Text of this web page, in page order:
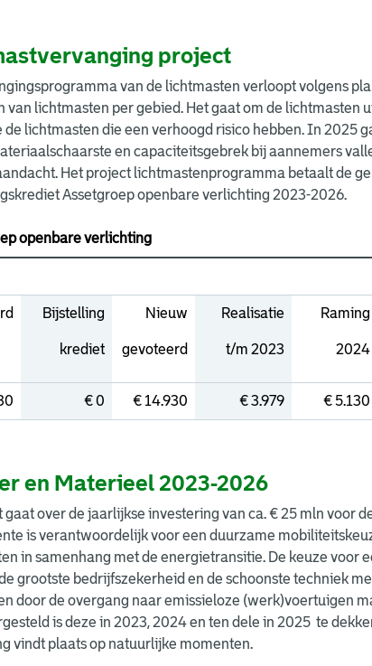
project
van de lichtmasten verloopt volgens
van lichtmasten per gebied. Het gaat om de lichtmasten
de lichtmasten die een verhoogd risico hebben. In 2025
en capaciteitsgebrek bij aannemers
Het project lichtmastenprogramma betaalt de
Assetgroep openbare verlichting 2023-2026.
openbare verlichting
Bijstelling
krediet
Nieuw
gevoteerd
Realisatie
t/m 2023
Raming
2024
€ 0 € 14.930 € 3.979 € 5.130
en Materieel 2023-2026
gaat over de jaarlijkse investering van ca. € 25 mln voor
is verantwoordelijk voor een duurzame
in samenhang met de energietransitie. De keuze voor
grootste bedrijfszekerheid en de schoonste techniek
door de overgang naar emissieloze (werk)voertuigen
is deze in 2023, 2024 en ten dele in 2025 te
vindt plaats op natuurlijke momenten.